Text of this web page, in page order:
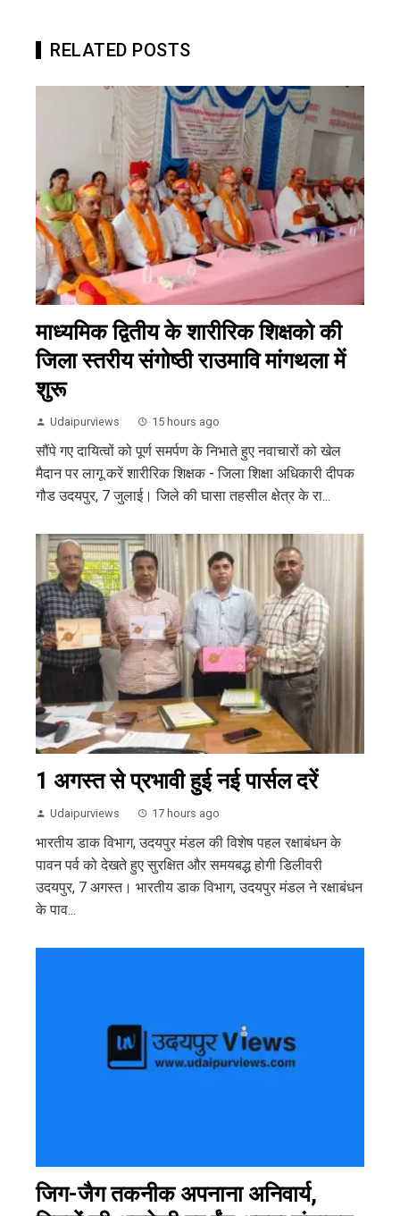
RELATED POSTS
माध्यमिक द्वितीय के शारीरिक शिक्षको की
जिला स्तरीय संगोष्ठी राउमावि मांगथला में
शुरू
Udaipurviews 15 hours ago
सौंपे गए दायित्वों को पूर्ण समर्पण के निभाते हुए नवाचारों को खेल
मैदान पर लागू करें शारीरिक शिक्षक - जिला शिक्षा अधिकारी दीपक
गौड उदयपुर, 7 जुलाई। जिले की घासा तहसील क्षेत्र के रा...
1 अगस्त से प्रभावी हुई नई पार्सल दरें
Udaipurviews 17 hours ago
भारतीय डाक विभाग, उदयपुर मंडल की विशेष पहल रक्षाबंधन के
पावन पर्व को देखते हुए सुरक्षित और समयबद्ध होगी डिलीवरी
उदयपुर, 7 अगस्त। भारतीय डाक विभाग, उदयपुर मंडल ने रक्षाबंधन
के पाव...
जिग-जैग तकनीक अपनाना अनिवार्य,